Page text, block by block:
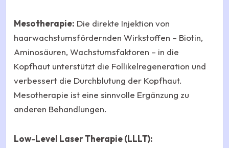
Mesotherapie: Die direkte Injektion von
haarwachstumsfördernden Wirkstoffen – Biotin,
Aminosäuren, Wachstumsfaktoren – in die
Kopfhaut unterstützt die Follikelregeneration und
verbessert die Durchblutung der Kopfhaut.
Mesotherapie ist eine sinnvolle Ergänzung zu
anderen Behandlungen.
Low-Level Laser Therapie (LLLT):